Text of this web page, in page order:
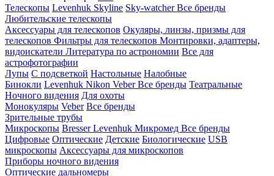
Телескопы Levenhuk Skyline Sky-watcherВсе бренды
Любительские телескопы
Аксессуары для телескопов Окуляры, линзы, призмы для
телескопов Фильтры для телескопов Монтировки, адаптеры,
видоискатели Литература по астрономии Все для
астрофотографии
Лупы С подсветкой Настольные Налобные
Бинокли Levenhuk Nikon VeberВсе бренды Театральные
Ночного видения Для охоты
Монокуляры Veber Все бренды
Зрительные трубы
Микроскопы BresserLevenhuk Микромед Все бренды
Цифровые Оптические Детские Биологические USB
микроскопы Аксессуары для микроскопов
Приборы ночного видения
Оптические дальномеры